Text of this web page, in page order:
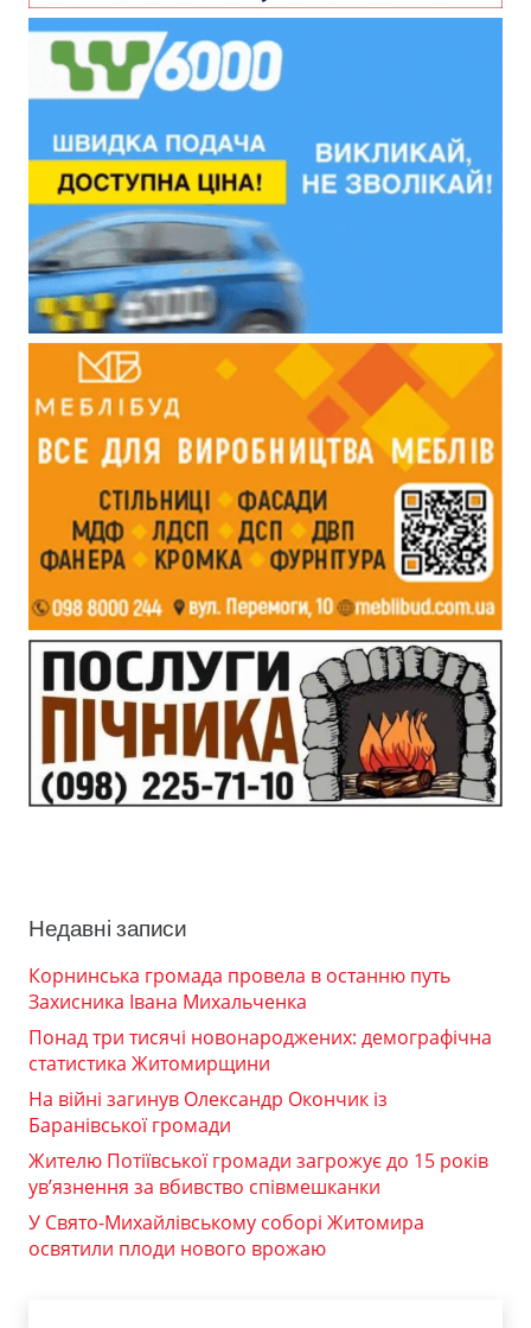
Недавні записи
Корнинська громада провела в останню путь
Захисника Івана Михальченка
Понад три тисячі новонароджених: демографічна
статистика Житомирщини
На війні загинув Олександр Окончик із
Баранівської громади
Жителю Потіївської громади загрожує до 15 років
ув’язнення за вбивство співмешканки
У Свято-Михайлівському соборі Житомира
освятили плоди нового врожаю